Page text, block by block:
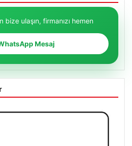
ulaşın, firmanızı hemen
Mesaj